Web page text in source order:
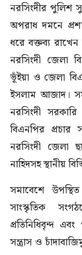
নরসিংদীর পুলিশ
অপরাধ দমনে
ধরে বক্তব্য
নরসিংদী জেলা
ভূঁইয়া ও জেলা
ইসলাম আজাদ।
নরসিংদী
বিএনপির
নরসিংদী জেলা
নাহিদসহ স্থানীয়
সমাবেশে
সাংস্কৃতিক
প্রতিনিধিবৃন্দ
সন্ত্রাস ও